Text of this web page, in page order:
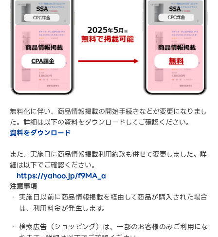
無料化に伴い、商品情報掲載の開始手続きなどが変更になりまし
た。詳細は以下の資料をダウンロードしてご確認ください。
資料をダウンロード
また、実施日に商品情報掲載利用約款も併せて変更しました。詳
細は以下でご確認ください。
https://yahoo.jp/f9MA_a
注意事項
実施日以前に商品情報掲載を経由して商品が購入された場合
は、利用料金が発生します。
検索広告（ショッピング）は、一部のお客様のみご利用にな